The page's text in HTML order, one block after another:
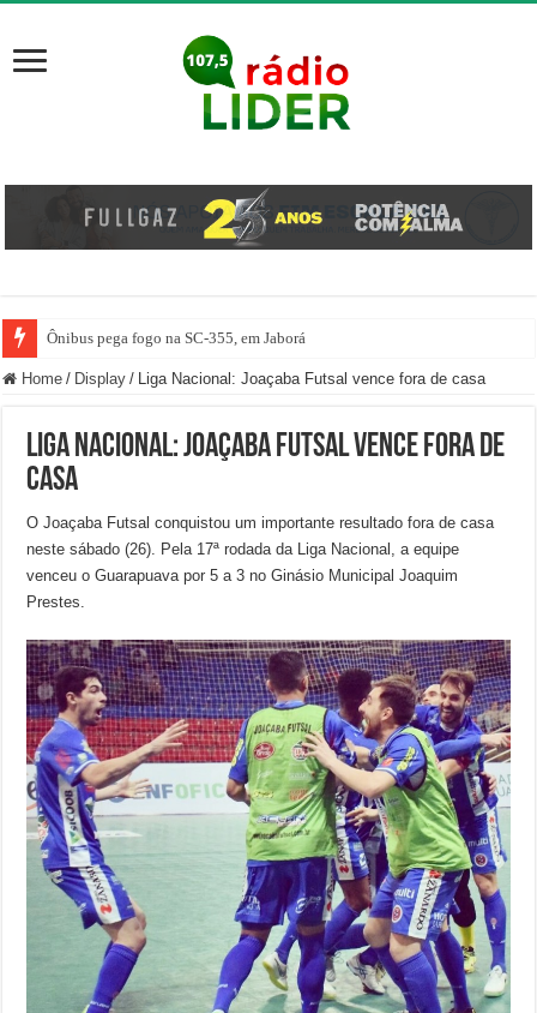
Ônibus pega fogo na SC-355, em Jaborá
Motorista erra marcha e atropela mulher dentro de posto de gasolina em
Home / Display / Liga Nacional: Joaçaba Futsal vence fora de casa
Liga Nacional: Joaçaba Futsal vence fora de
casa
O Joaçaba Futsal conquistou um importante resultado fora de casa
neste sábado (26). Pela 17ª rodada da Liga Nacional, a equipe
venceu o Guarapuava por 5 a 3 no Ginásio Municipal Joaquim
Prestes.